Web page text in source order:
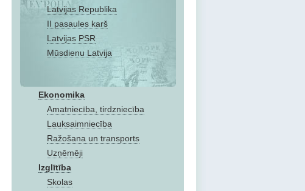
Latvijas Republika
II pasaules karš
Latvijas PSR
Mūsdienu Latvija
Ekonomika
Amatniecība, tirdzniecība
Lauksaimniecība
Ražošana un transports
Uzņēmēji
Izglītība
Skolas